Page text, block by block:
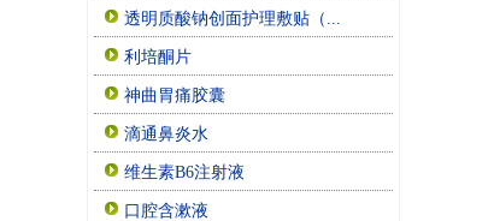
透明质酸钠创面护理敷贴（...
利培酮片
神曲胃痛胶囊
滴通鼻炎水
维生素B6注射液
口腔含漱液